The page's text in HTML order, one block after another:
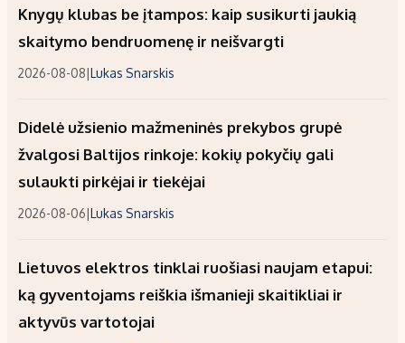
Knygų klubas be įtampos: kaip susikurti jaukią
skaitymo bendruomenę ir neišvargti
2026-08-08|Lukas Snarskis
Didelė užsienio mažmeninės prekybos grupė
žvalgosi Baltijos rinkoje: kokių pokyčių gali
sulaukti pirkėjai ir tiekėjai
2026-08-06|Lukas Snarskis
Lietuvos elektros tinklai ruošiasi naujam etapui:
ką gyventojams reiškia išmanieji skaitikliai ir
aktyvūs vartotojai